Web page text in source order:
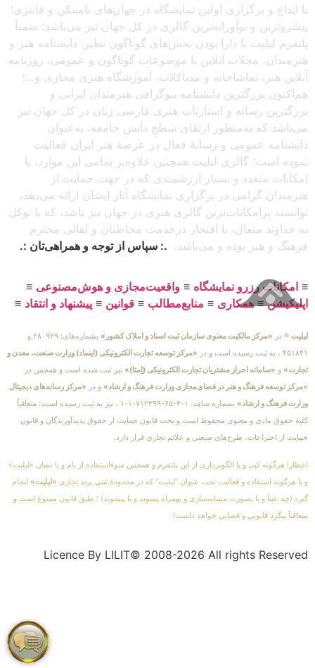
با ابداع و برگزاری اولین نمایشگاه در جهان‌های ناممکن و فانتزی؛
پیشروترین و نوآورانه‌ترین گالری در کل جهان نیز می‌باشد؛ ضمناً
پلتفرم لیلیت با دارا بودن بخش‌های گوناگون نظیر: دانشنامه هنر و
هنرمندان، مجلات آنلاین با موضوعات گوناگون و عمومی، روزنامه
آنلاین هنر، تماشاخانه و مدیاکلاب، آموزشگاه هنری مجازی و…؛
هم‌اکنون بزرگترین دانشنامه بیوگرافی هنرمندان ایرانی و
بزرگترین رسانه و استارتاپ هنری فارسی زبان در کل جهان نیز
می‌باشد که به‌منظور ارتقای سطح دانش جامعه، به‌عنوان
دانشنامه عمومی و رسانهٔ فعال در عرصهٔ هنر ایران فعالیت
نموده است؛ گالری لیلیت همچنین علاوه‌بر تمامی این موارد، با
امکانات متعدد و بسیار ارزشمندی که در جهت حمایت از
هنرمندان گرامی در برگزاری نمایشگاه آثار ایشان ارائه می‌دهد،
توانسته پرامکانات‌ترین گالری هنری در جهان نیز باشد، که با توکل
به خداوند متعال، با افتخار درخدمت مخاطبان و اهالی محترم
فرهنگ و هنر بوده و می‌باشد. .: سپاس از توجه و همراهی‌تان :.
≡ امکانات رزرو نمایشگاه ≡ واقعیت‌مجازی و هوش‌مصنوعی ≡
اپلیکیشن≡همکاری ≡ منابع‌مطالب ≡ قوانین ≡ پیشنهاد و انتقاد ≡
لیلیت ® در «مرکز مالکیت معنوی سازمان ثبت اسناد و املاک کشور»
بشماره‌های: ۲۸۰۹۲۹ و
۴۵۱۸۴۱ ، به ثبت رسیده است و در
«مرکز توسعه تجارت الکترونیکی (اینماد) وزارت صنعت، معدن و
تجارت» و «سامانه احراز مشتریان تجارت الکترونیکی (اِمتا)» نیز ثبت شده است و همچنین در
«مرکز توسعه فرهنگ و هنر در فضای‌مجازی وزارت فرهنگ و ارشاد» و در «مرکز رسانه‌های دیجیتال
وزارت فرهنگ و ارشاد»
بشماره شامَد: ۱-۳-۶۵-۷۱۲۳۹۹-۱-۱ ، نیز به ثبت رسیده است؛ متعاقباً
کلیهٔ حقوق مادی و معنوی محفوظ است و تحت قانون حمایت از حقوق پدیدآورندگان و قانون
حمایت از اختراعات، طرح‌های صنعتی و علائم تجاری قرار دارد.
اخطار! هرگونه کپی و یا الگوبرداری از این پلتفرم و همچنین سوءاستفاده از نام و یا نشان «لیلیت»
و یا هرگونه استفاده و فعالیت تحت عنوان “لیلیت” که در محدودهٔ ثبتی برند تجاری «لیلیت» انجام
گیرد (چه عیناً و یا بصورت مشابه‌سازی و بهمراه پسوند و یا پیشوند) ؛ طبق قانون ممنوع است و
متعاقباً پیگرد قانونی و قضایی خواهد داشت!
Licence By LILIT© 2008-2026 All rights Reserved